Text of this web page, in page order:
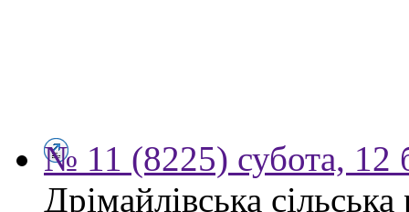
№ 11 (8225) субота, 12
Дрімайлівська